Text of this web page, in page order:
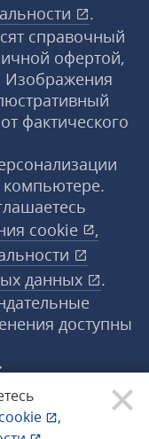
cookie
,
.
справочный
офертой,
Изображения
фактического
cookie
,
данных
.
доступны
Все права